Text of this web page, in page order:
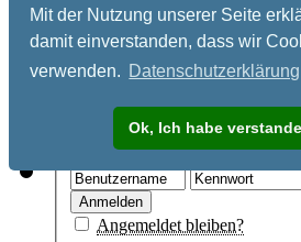
Mit der Nutzung unserer Seite
damit einverstanden, dass wir
verwenden. Datenschutzerklärung
Ok, Ich habe
Registrieren
Angemeldet bleiben?